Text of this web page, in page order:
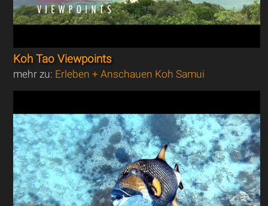
Koh Tao Viewpoints
mehr zu: Erleben + Anschauen Koh Samui